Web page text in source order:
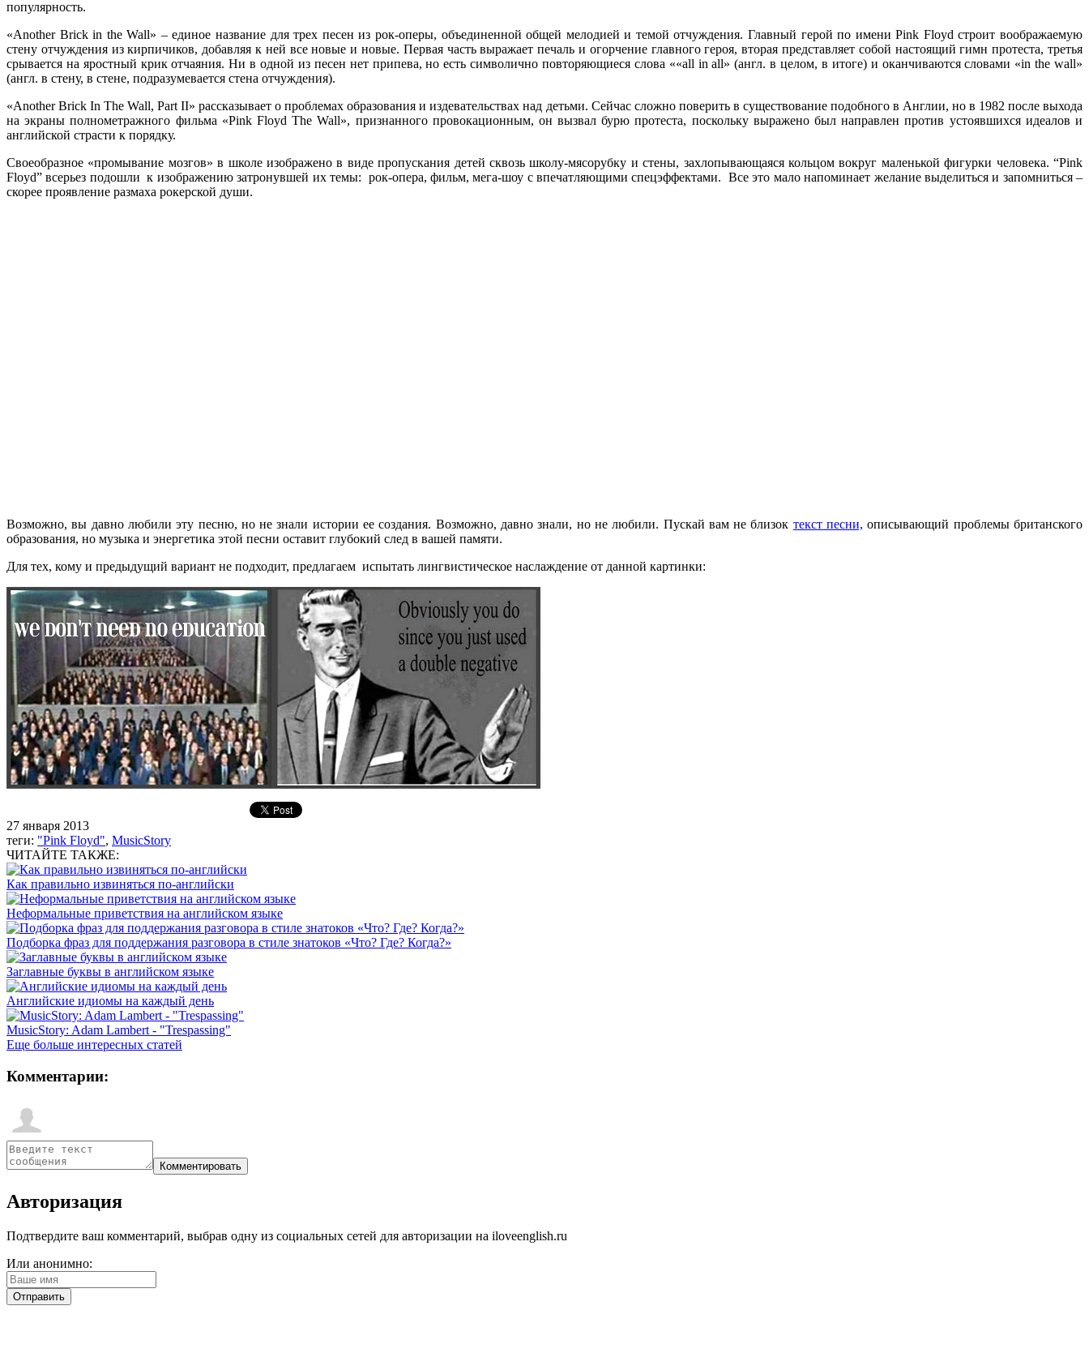
популярность.
«Another Brick in the Wall» – единое название для трех песен из рок-оперы, объединенной общей мелодией и темой отчуждения. Главный герой по имени Pink Floyd строит воображаемую
стену отчуждения из кирпичиков, добавляя к ней все новые и новые. Первая часть выражает печаль и огорчение главного героя, вторая представляет собой настоящий гимн протеста, третья
срывается на яростный крик отчаяния. Ни в одной из песен нет припева, но есть символично повторяющиеся слова ««all in all» (англ. в целом, в итоге) и оканчиваются словами «in the wall»
(англ. в стену, в стене, подразумевается стена отчуждения).
«Another Brick In The Wall, Part II» рассказывает о проблемах образования и издевательствах над детьми. Сейчас сложно поверить в существование подобного в Англии, но в 1982 после выхода
на экраны полнометражного фильма «Pink Floyd The Wall», признанного провокационным, он вызвал бурю протеста, поскольку выражено был направлен против устоявшихся идеалов и
английской страсти к порядку.
Своеобразное «промывание мозгов» в школе изображено в виде пропускания детей сквозь школу-мясорубку и стены, захлопывающаяся кольцом вокруг маленькой фигурки человека. “Pink
Floyd” всерьез подошли к изображению затронувшей их темы: рок-опера, фильм, мега-шоу с впечатляющими спецэффектами. Все это мало напоминает желание выделиться и запомниться –
скорее проявление размаха рокерской души.
Возможно, вы давно любили эту песню, но не знали истории ее создания. Возможно, давно знали, но не любили. Пускай вам не близок текст песни, описывающий проблемы британского
образования, но музыка и энергетика этой песни оставит глубокий след в вашей памяти.
Для тех, кому и предыдущий вариант не подходит, предлагаем испытать лингвистическое наслаждение от данной картинки:
27 января 2013
теги: "Pink Floyd", MusicStory
ЧИТАЙТЕ ТАКЖЕ:
Как правильно извиняться по-английски
Неформальные приветствия на английском языке
Подборка фраз для поддержания разговора в стиле знатоков «Что? Где? Когда?»
Заглавные буквы в английском языке
Английские идиомы на каждый день
MusicStory: Adam Lambert - "Trespassing"
Еще больше интересных статей
Комментарии:
Авторизация
Подтвердите ваш комментарий, выбрав одну из социальных сетей для авторизации на iloveenglish.ru
Или анонимно: